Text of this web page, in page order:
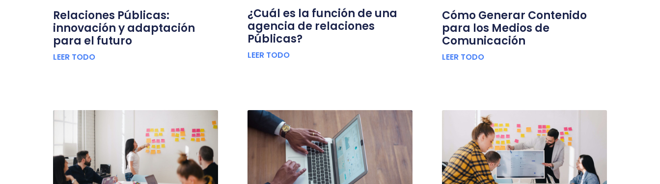
Relaciones Públicas:
innovación y adaptación
para el futuro
LEER TODO
¿Cuál es la función de una
agencia de relaciones
Públicas?
LEER TODO
Cómo Generar Contenido
para los Medios de
Comunicación
LEER TODO